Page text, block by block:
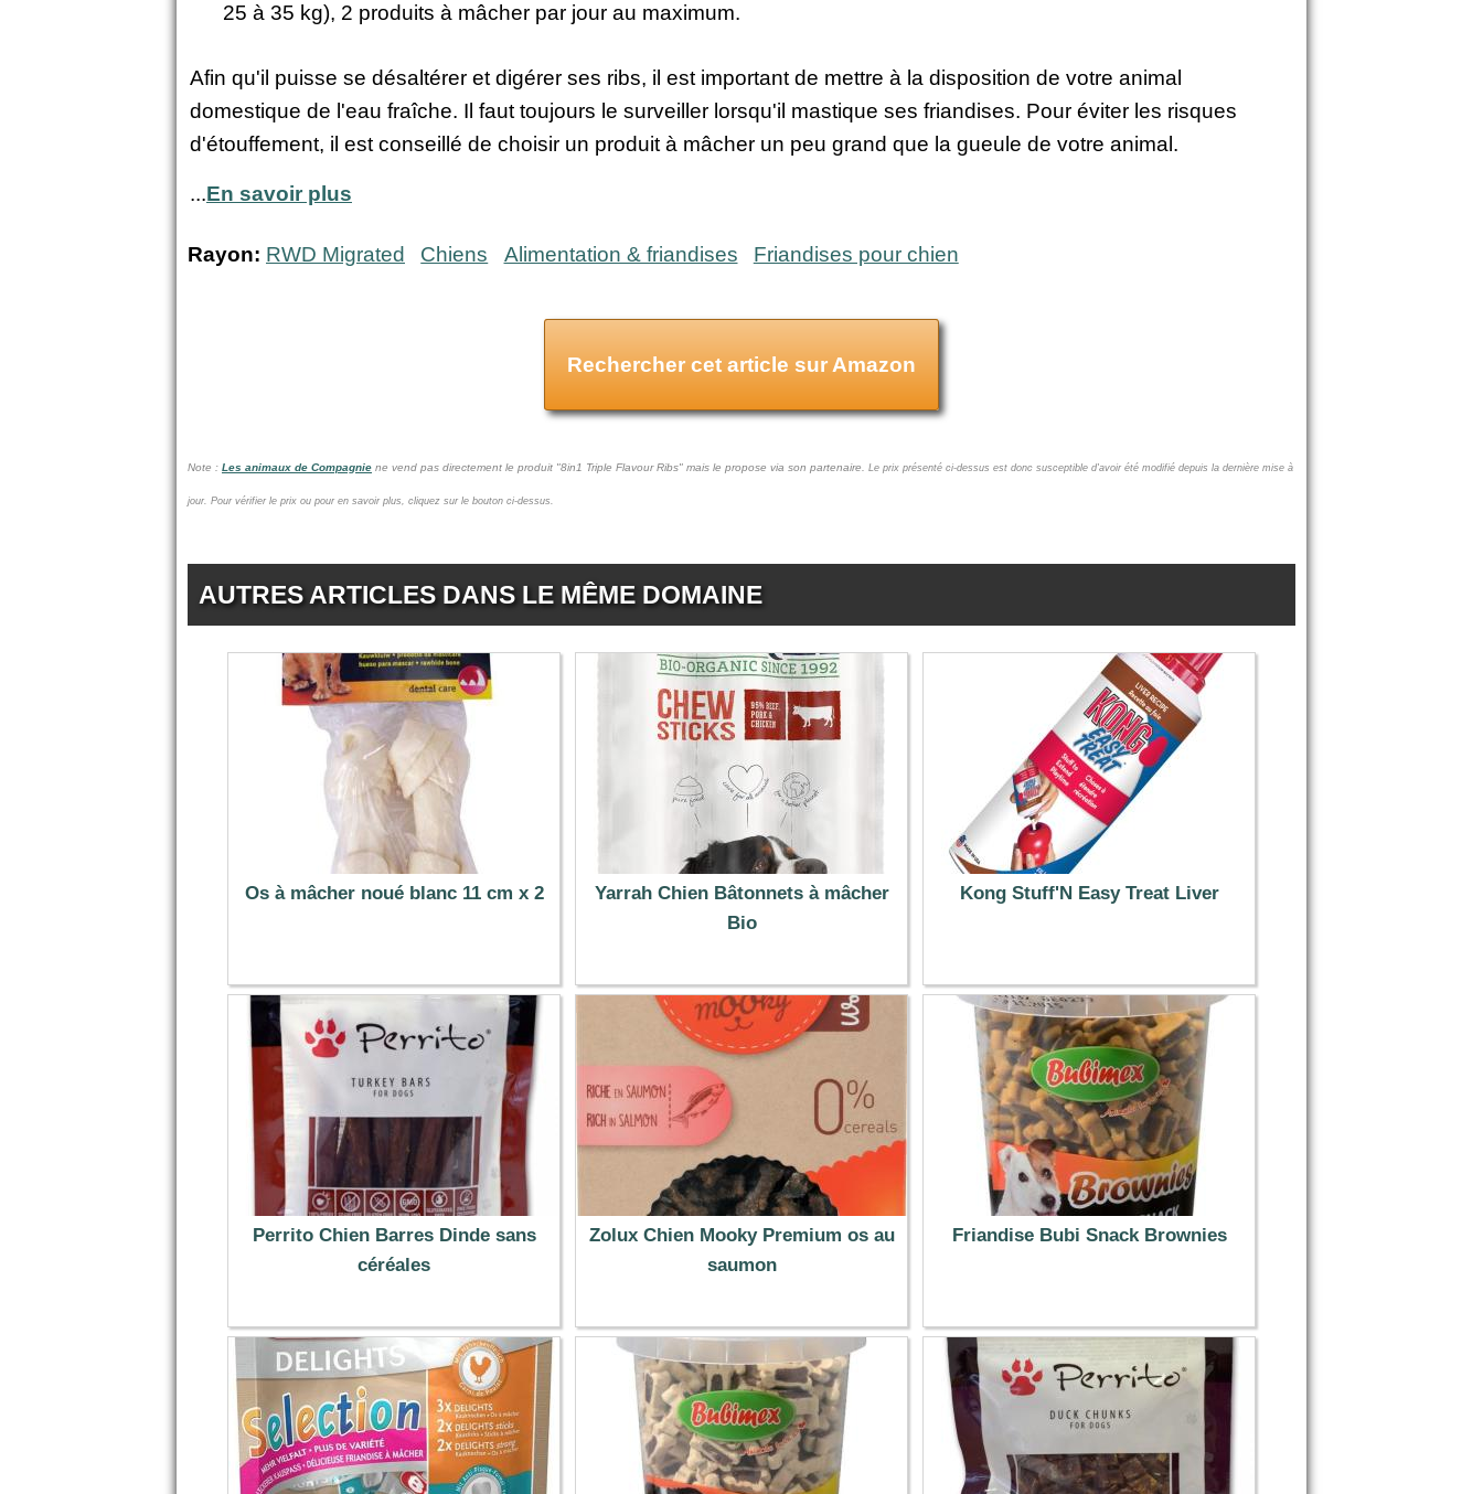
25 à 35 kg), 2 produits à mâcher par jour au maximum.
Afin qu'il puisse se désaltérer et digérer ses ribs, il est important de mettre à la disposition de votre animal
domestique de l'eau fraîche. Il faut toujours le surveiller lorsqu'il mastique ses friandises. Pour éviter les risques
d'étouffement, il est conseillé de choisir un produit à mâcher un peu grand que la gueule de votre animal.
...En savoir plus
Rayon: RWD Migrated Chiens Alimentation & friandises Friandises pour chien
Rechercher cet article sur Amazon
Note : Les animaux de Compagnie ne vend pas directement le produit "8in1 Triple Flavour Ribs" mais le propose via son partenaire. Le prix présenté ci-dessus est donc susceptible d'avoir été modifié depuis la dernière mise à
jour. Pour vérifier le prix ou pour en savoir plus, cliquez sur le bouton ci-dessus.
AUTRES ARTICLES DANS LE MÊME DOMAINE
Os à mâcher noué blanc 11 cm x 2
3.19 €
Yarrah Chien Bâtonnets à mâcher
Bio
1.99 €
Kong Stuff'N Easy Treat Liver
9.99 €
Perrito Chien Barres Dinde sans
céréales
3.49 €
Zolux Chien Mooky Premium os au
saumon
3.99 €
Friandise Bubi Snack Brownies
4.49 €